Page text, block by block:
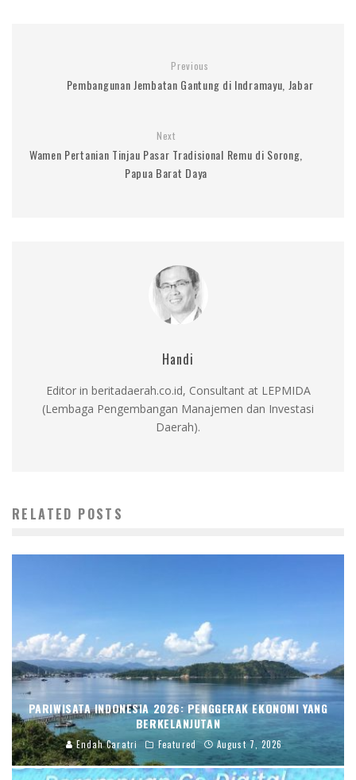
Previous
Pembangunan Jembatan Gantung di Indramayu, Jabar
Next
Wamen Pertanian Tinjau Pasar Tradisional Remu di Sorong,
Papua Barat Daya
Handi
Editor in beritadaerah.co.id, Consultant at LEPMIDA
(Lembaga Pengembangan Manajemen dan Investasi
Daerah).
RELATED POSTS
PARIWISATA INDONESIA 2026: PENGGERAK EKONOMI YANG
BERKELANJUTAN
Endah Caratri Featured August 7, 2026